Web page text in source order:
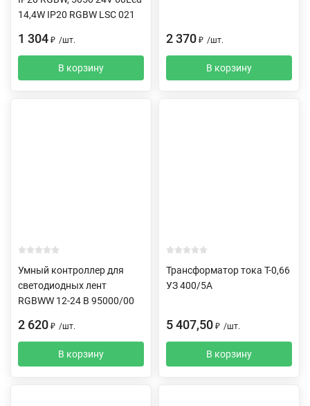
14,4W IP20 RGBW LSC 021
1 304 ₽ /шт.
В корзину
2 370 ₽ /шт.
В корзину
Умный контроллер для
светодиодных лент
RGBWW 12-24 В 95000/00
2 620 ₽ /шт.
В корзину
Трансформатор тока Т-0,66
УЗ 400/5А
5 407,50 ₽ /шт.
В корзину